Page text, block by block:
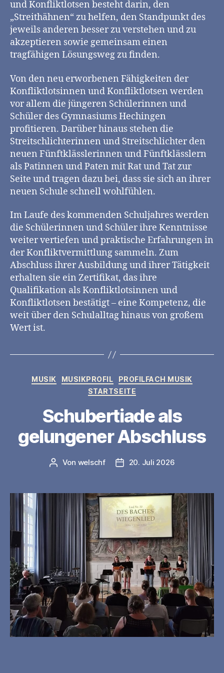
und Konfliktlotsen besteht darin, den
„Streithähnen“ zu helfen, den Standpunkt des
jeweils anderen besser zu verstehen und zu
akzeptieren sowie gemeinsam einen
tragfähigen Lösungsweg zu finden.
Von den neu erworbenen Fähigkeiten der
Konfliktlotsinnen und Konfliktlotsen werden
vor allem die jüngeren Schülerinnen und
Schüler des Gymnasiums Hechingen
profitieren. Darüber hinaus stehen die
Streitschlichterinnen und Streitschlichter den
neuen Fünftklässlerinnen und Fünftklässlern
als Patinnen und Paten mit Rat und Tat zur
Seite und tragen dazu bei, dass sie sich an ihrer
neuen Schule schnell wohlfühlen.
Im Laufe des kommenden Schuljahres werden
die Schülerinnen und Schüler ihre Kenntnisse
weiter vertiefen und praktische Erfahrungen in
der Konfliktvermittlung sammeln. Zum
Abschluss ihrer Ausbildung und ihrer Tätigkeit
erhalten sie ein Zertifikat, das ihre
Qualifikation als Konfliktlotsinnen und
Konfliktlotsen bestätigt – eine Kompetenz, die
weit über den Schulalltag hinaus von großem
Wert ist.
Kategorien
MUSIK MUSIKPROFIL
PROFILFACH MUSIK
STARTSEITE
Schubertiade als
gelungener Abschluss
Beitragsautor
Von welschf Veröffentlichungsdatum
20. Juli 2026